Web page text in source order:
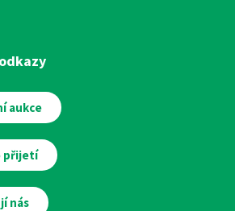
aukce
přijetí
nás